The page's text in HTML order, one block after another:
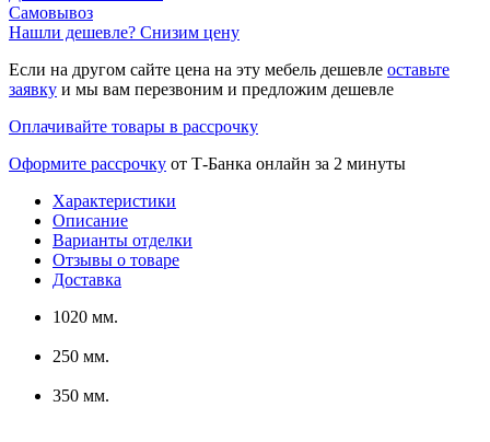
Самовывоз
Нашли дешевле? Снизим цену
Если на другом сайте цена на эту мебель дешевле оставьте
заявку и мы вам перезвоним и предложим дешевле
Оплачивайте товары в рассрочку
Оформите рассрочку от Т-Банка онлайн за 2 минуты
Характеристики
Описание
Варианты отделки
Отзывы о товаре
Доставка
1020 мм.
250 мм.
350 мм.